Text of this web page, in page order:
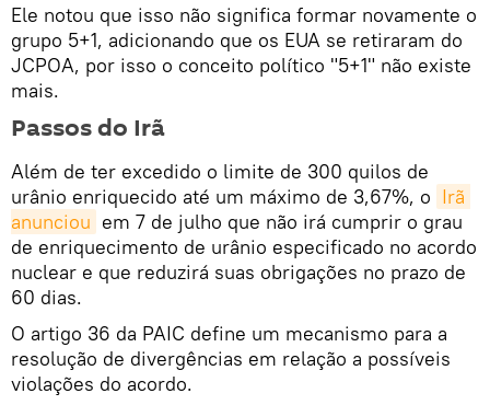
Ele notou que isso não significa formar novamente o
grupo 5+1, adicionando que os EUA se retiraram do
JCPOA, por isso o conceito político "5+1" não existe
mais.
Passos do Irã
Além de ter excedido o limite de 300 quilos de
urânio enriquecido até um máximo de 3,67%, o Irã
anunciou em 7 de julho que não irá cumprir o grau
de enriquecimento de urânio especificado no acordo
nuclear e que reduzirá suas obrigações no prazo de
60 dias.
O artigo 36 da PAIC define um mecanismo para a
resolução de divergências em relação a possíveis
violações do acordo.